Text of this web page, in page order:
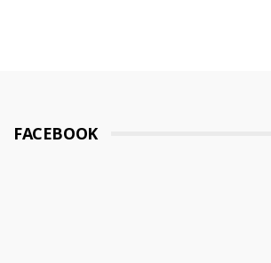
FACEBOOK